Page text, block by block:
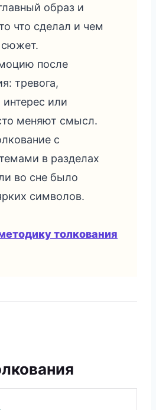
образ и
что сделал и чем
сюжет.
после
тревога,
интерес или
меняют смысл.
с
в разделах
во сне было
символов.
толкования